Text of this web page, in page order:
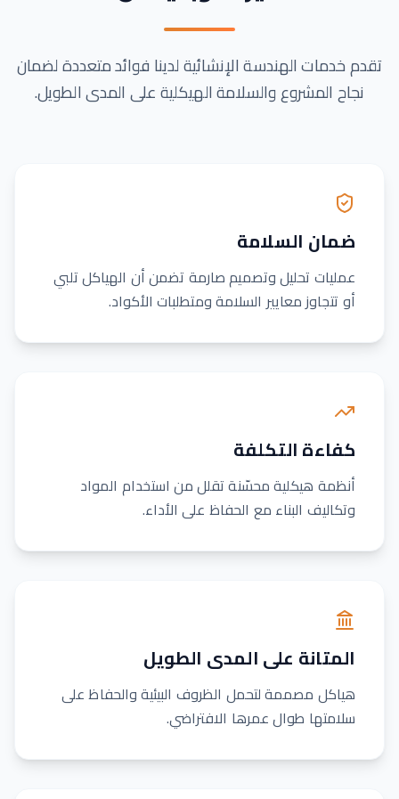
تقدم خدمات الهندسة الإنشائية لدينا فوائد متعددة لضمان
نجاح المشروع والسلامة الهيكلية على المدى الطويل.
ضمان السلامة
عمليات تحليل وتصميم صارمة تضمن أن الهياكل تلبي
أو تتجاوز معايير السلامة ومتطلبات الأكواد.
كفاءة التكلفة
أنظمة هيكلية محسّنة تقلل من استخدام المواد
وتكاليف البناء مع الحفاظ على الأداء.
المتانة على المدى الطويل
هياكل مصممة لتحمل الظروف البيئية والحفاظ على
سلامتها طوال عمرها الافتراضي.